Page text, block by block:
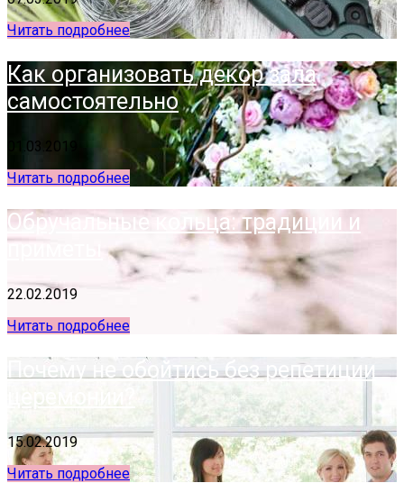
Читать подробнее
Как организовать декор зала
самостоятельно
01.03.2019
Читать подробнее
Обручальные кольца: традиции и
приметы
22.02.2019
Читать подробнее
Почему не обойтись без репетиции
церемонии?
15.02.2019
Читать подробнее